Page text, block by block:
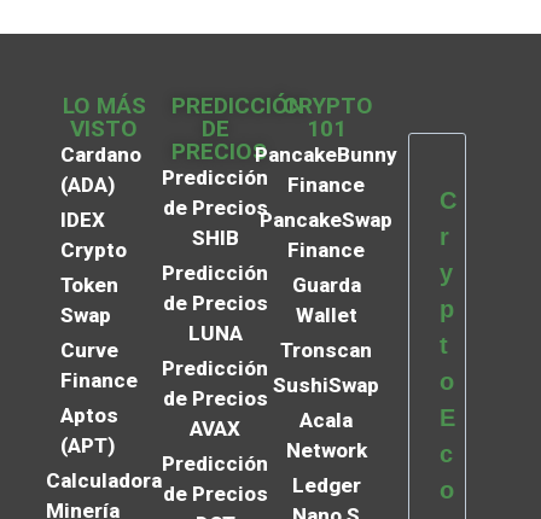
LO MÁS
VISTO
Cardano
(ADA)
IDEX
Crypto
Token
Swap
Curve
Finance
Aptos
(APT)
Calculadora
Minería
PREDICCIÓN
DE
PRECIOS
Predicción
de Precios
SHIB
Predicción
de Precios
LUNA
Predicción
de Precios
AVAX
Predicción
de Precios
CRYPTO
101
PancakeBunny
Finance
PancakeSwap
Finance
Guarda
Wallet
Tronscan
SushiSwap
Acala
Network
Ledger
C
r
y
p
t
o
E
c
o